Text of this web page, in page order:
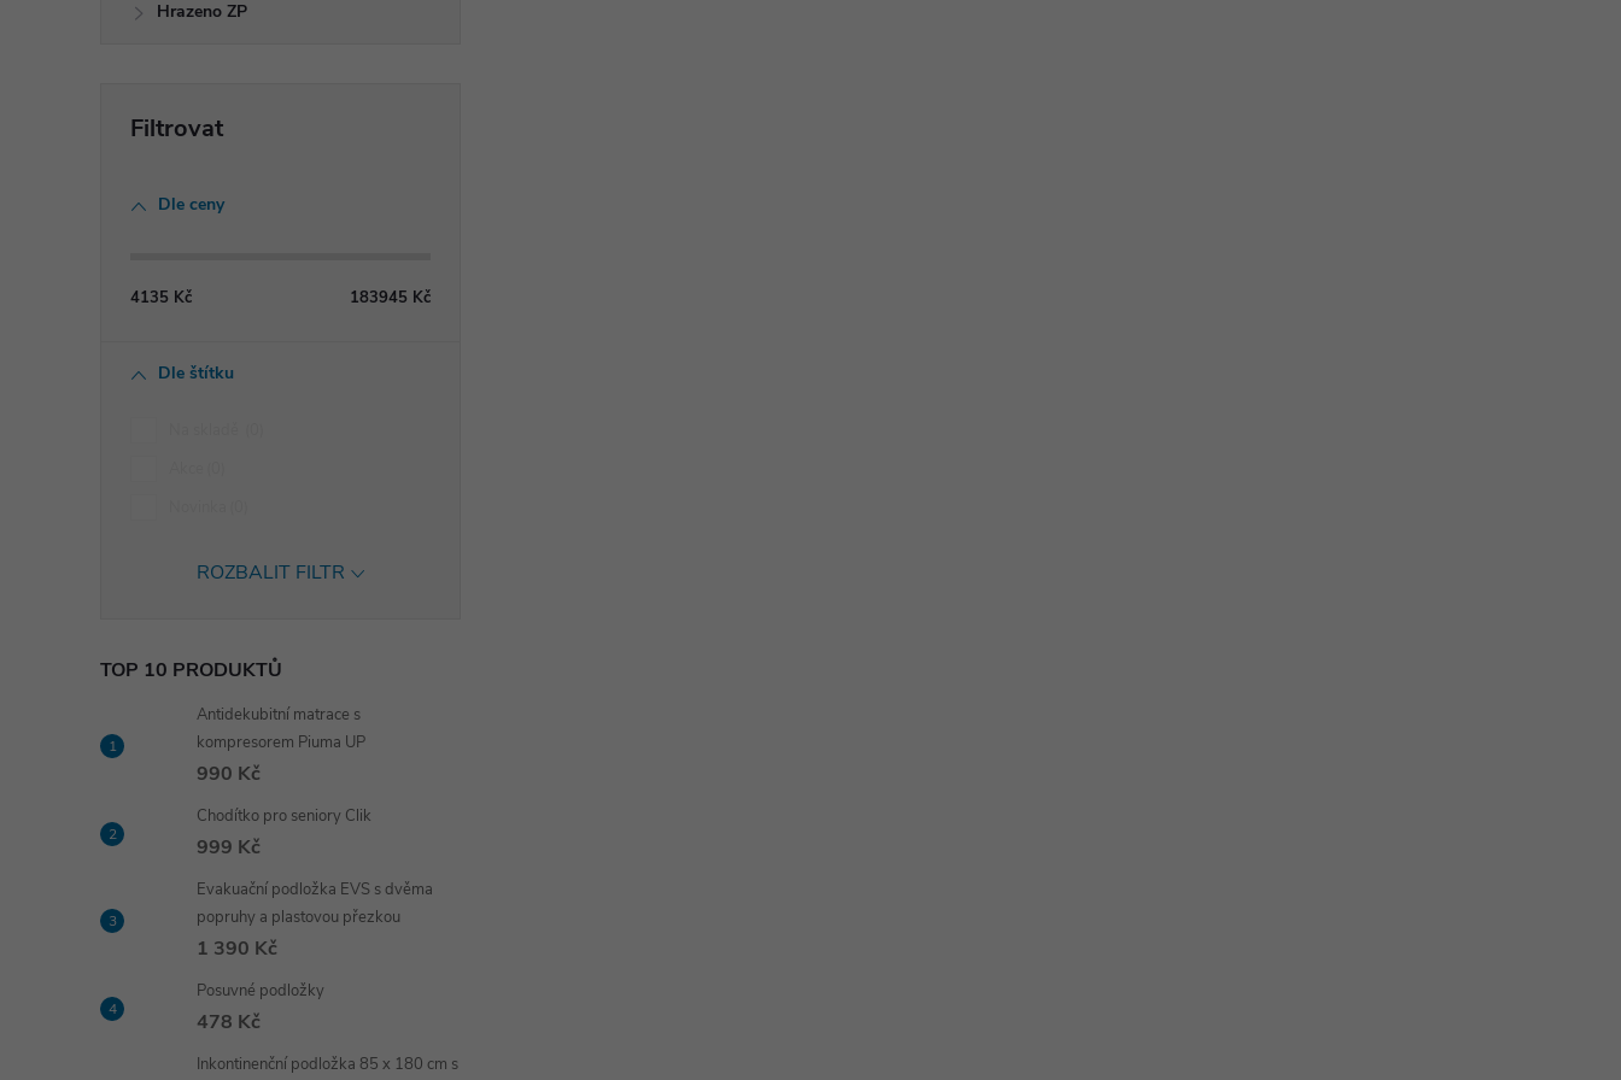
Hrazeno ZP
Dle ceny
4135 Kč 183945 Kč
Dle štítku
ROZBALIT FILTR
TOP 10 PRODUKTŮ
Antidekubitní matrace s
kompresorem Piuma UP
990 Kč
Chodítko pro seniory Clik
999 Kč
Evakuační podložka EVS s dvěma
popruhy a plastovou přezkou
1 390 Kč
Posuvné podložky
478 Kč
Inkontinenční podložka 85 x 180 cm s